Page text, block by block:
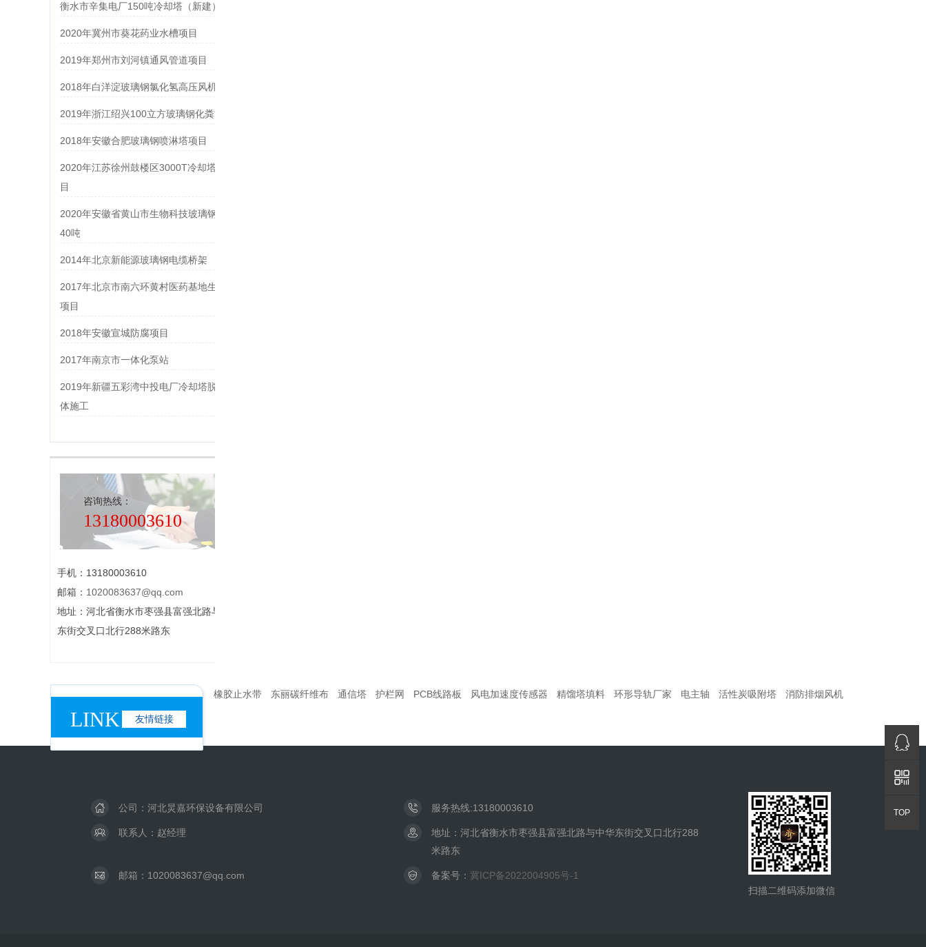
衡水市辛集电厂150吨冷却塔（新建）
2020年冀州市葵花药业水槽项目
2019年郑州市刘河镇通风管道项目
2018年白洋淀玻璃钢氯化氢高压风机6台
2019年浙江绍兴100立方玻璃钢化粪池项目
2018年安徽合肥玻璃钢喷淋塔项目
2020年江苏徐州鼓楼区3000T冷却塔改造项
目
2020年安徽省黄山市生物科技玻璃钢水箱
40吨
2014年北京新能源玻璃钢电缆桥架
2017年北京市南六环黄村医药基地生物除臭
项目
2018年安徽宣城防腐项目
2017年南京市一体化泵站
2019年新疆五彩湾中投电厂冷却塔脱硫塔整
体施工
咨询热线：
13180003610
手机：13180003610
邮箱： 1020083637@qq.com
地址：河北省衡水市枣强县富强北路与中华
东街交叉口北行288米路东
LINK 友情链接
橡胶止水带 东丽碳纤维布 通信塔 护栏网 PCB线路板 风电加速度传感器 精馏塔填料 环形导轨厂家 电主轴 活性炭吸附塔 消防排烟风机
扫描二维码添加微信
公司：河北炅嘉环保设备有限公司 服务热线:13180003610
联系人：赵经理
地址：河北省衡水市枣强县富强北路与中华东街交叉口北行288
米路东
邮箱：1020083637@qq.com 备案号： 冀ICP备2022004905号-1
QQ咨询
TOP
返回顶部